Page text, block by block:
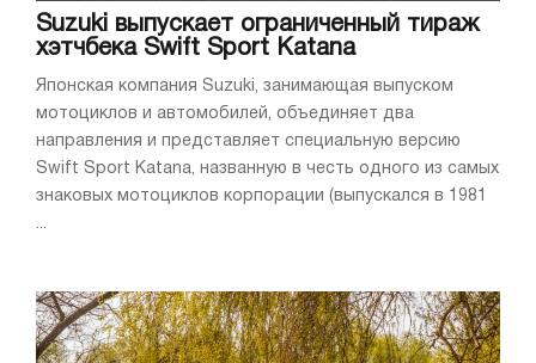
Suzuki выпускает ограниченный тираж
хэтчбека Swift Sport Katana
Японская компания Suzuki, занимающая выпуском
мотоциклов и автомобилей, объединяет два
направления и представляет специальную версию
Swift Sport Katana, названную в честь одного из самых
знаковых мотоциклов корпорации (выпускался в 1981
...